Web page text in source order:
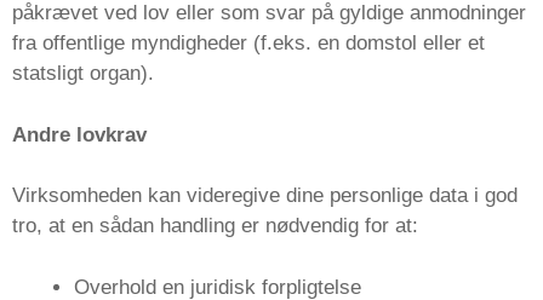
påkrævet ved lov eller som svar på gyldige anmodninger
fra offentlige myndigheder (f.eks. en domstol eller et
statsligt organ).
Andre lovkrav
Virksomheden kan videregive dine personlige data i god
tro, at en sådan handling er nødvendig for at:
Overhold en juridisk forpligtelse